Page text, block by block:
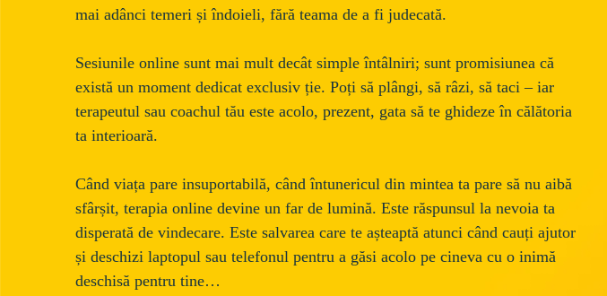
mai adânci temeri și îndoieli, fără teama de a fi judecată.
Sesiunile online sunt mai mult decât simple întâlniri; sunt promisiunea că
există un moment dedicat exclusiv ție. Poți să plângi, să râzi, să taci – iar
terapeutul sau coachul tău este acolo, prezent, gata să te ghideze în călătoria
ta interioară.
Când viața pare insuportabilă, când întunericul din mintea ta pare să nu aibă
sfârșit, terapia online devine un far de lumină. Este răspunsul la nevoia ta
disperată de vindecare. Este salvarea care te așteaptă atunci când cauți ajutor
și deschizi laptopul sau telefonul pentru a găsi acolo pe cineva cu o inimă
deschisă pentru tine…